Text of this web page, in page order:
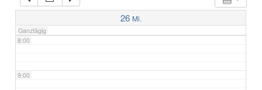
26 Mi.
Ganztägig
7:00
8:00
9:00